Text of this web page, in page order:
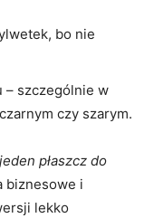
bo nie
– szczególnie w
czy szarym.
jeden płaszcz do
biznesowe i
lekko